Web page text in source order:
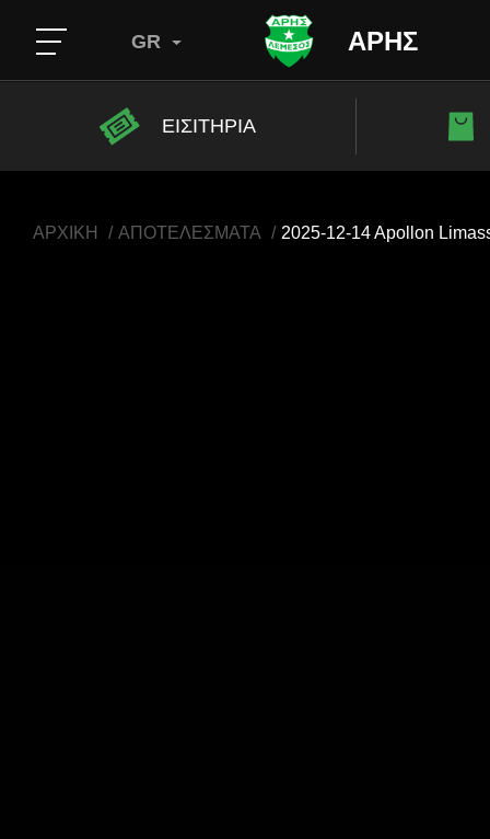
ΑΡΗΣ
GR
ΕΙΣΙΤΗΡΙΑ
ΑΡΧΙΚΗ ΑΠΟΤΕΛΕΣΜΑΤΑ 2025-12-14 Apollon